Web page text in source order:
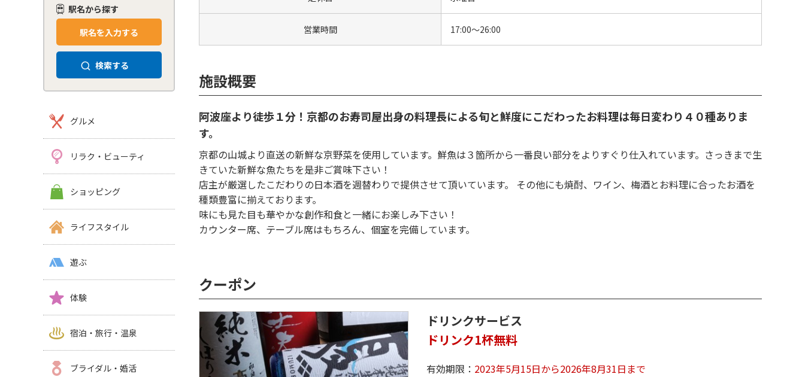
駅名から探す
駅名を入力する
検索する
グルメ
リラク・ビューティ
ショッピング
ライフスタイル
遊ぶ
体験
宿泊・旅行・温泉
ブライダル・婚活
営業時間 17:00～26:00
施設概要
阿波座より徒歩１分！京都のお寿司屋出身の料理長による旬と鮮度にこだわったお料理は毎日変わり４０種ありま
す。
京都の山城より直送の新鮮な京野菜を使用しています。鮮魚は３箇所から一番良い部分をよりすぐり仕入れています。さっきまで生
きていた新鮮な魚たちを是非ご賞味下さい！
店主が厳選したこだわりの日本酒を週替わりで提供させて頂いています。 その他にも焼酎、ワイン、梅酒とお料理に合ったお酒を
種類豊富に揃えております。
味にも見た目も華やかな創作和食と一緒にお楽しみ下さい！
カウンター席、テーブル席はもちろん、個室を完備しています。
クーポン
ドリンクサービス
ドリンク1杯無料
有効期限： 2023年5月15日から2026年8月31日まで